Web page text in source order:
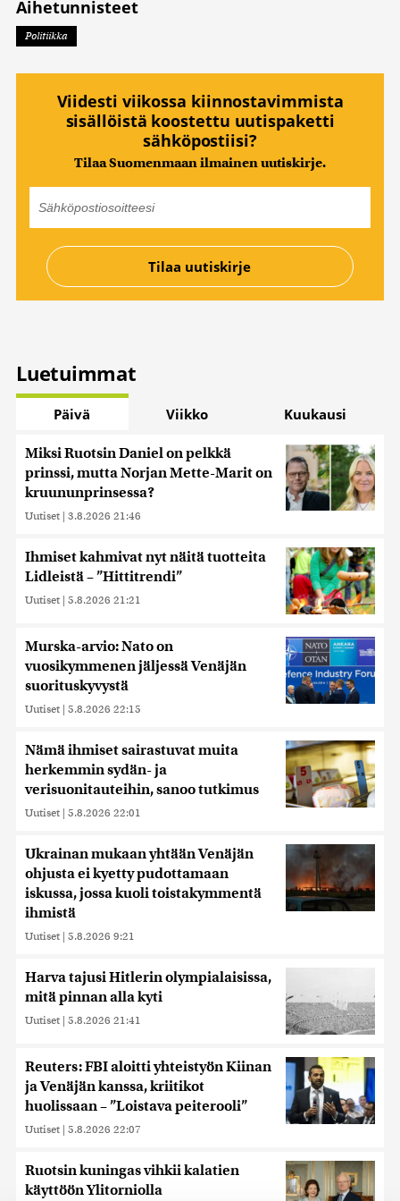
Aihetunnisteet
Politiikka
Viidesti viikossa kiinnostavimmista
sisällöistä koostettu uutispaketti
sähköpostiisi?
Tilaa Suomenmaan ilmainen uutiskirje.
Luetuimmat
Päivä Viikko Kuukausi
Miksi Ruotsin Daniel on pelkkä
prinssi, mutta Norjan Mette-Marit on
kruununprinsessa?
Uutiset | 3.8.2026 21:46
Ihmiset kahmivat nyt näitä tuotteita
Lidleistä – ”Hittitrendi”
Uutiset | 5.8.2026 21:21
Murska-arvio: Nato on
vuosikymmenen jäljessä Venäjän
suorituskyvystä
Uutiset | 5.8.2026 22:15
Nämä ihmiset sairastuvat muita
herkemmin sydän- ja
verisuonitauteihin, sanoo tutkimus
Uutiset | 5.8.2026 22:01
Ukrainan mukaan yhtään Venäjän
ohjusta ei kyetty pudottamaan
iskussa, jossa kuoli toistakymmentä
ihmistä
Uutiset | 5.8.2026 9:21
Harva tajusi Hitlerin olympialaisissa,
mitä pinnan alla kyti
Uutiset | 5.8.2026 21:41
Reuters: FBI aloitti yhteistyön Kiinan
ja Venäjän kanssa, kriitikot
huolissaan – ”Loistava peiterooli”
Uutiset | 5.8.2026 22:07
Ruotsin kuningas vihkii kalatien
käyttöön Ylitorniolla